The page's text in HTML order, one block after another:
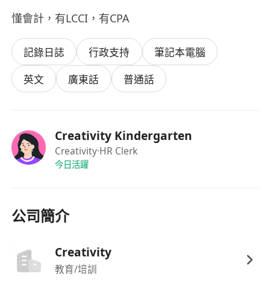
懂會計，有LCCI，有CPA
記錄日誌 行政支持
筆記本電腦
英文
廣東話 普通話
Creativity Kindergarten
Creativity·HR Clerk
今日活躍
公司簡介
Creativity
教育/培訓